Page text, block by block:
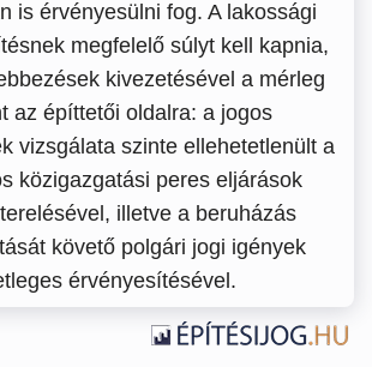
is érvényesülni fog. A lakossági
megfelelő súlyt kell kapnia,
kivezetésével a mérleg
az építtetői oldalra: a jogos
vizsgálata szinte ellehetetlenült a
közigazgatási peres eljárások
illetve a beruházás
követő polgári jogi igények
érvényesítésével.